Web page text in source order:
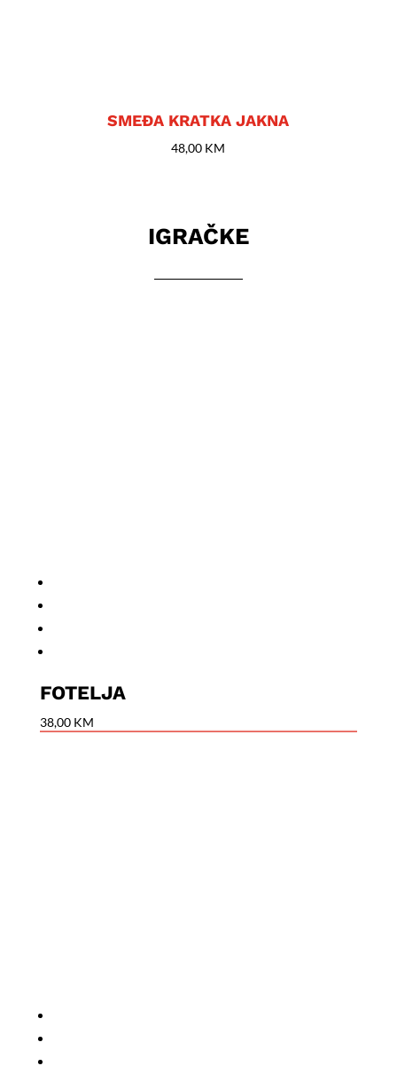
SMEĐA KRATKA JAKNA
48,00 KM
IGRAČKE
FOTELJA
38,00 KM